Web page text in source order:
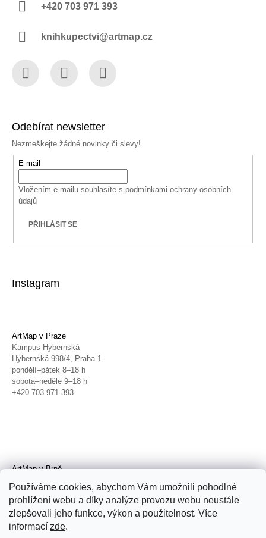
Používáme cookies, abychom Vám umožnili pohodlné
prohlížení webu a díky analýze provozu webu neustále
zlepšovali jeho funkce, výkon a použitelnost. Více
informací zde.
+420 703 971 393
knihkupectvi@artmap.cz
Odebírat newsletter
Nezmeškejte žádné novinky či slevy!
E-mail
Vložením e-mailu souhlasíte s podmínkami ochrany osobních
údajů
PŘIHLÁSIT SE
Instagram
ArtMap v Praze
Kampus Hybernská
Hybernská 998/4, Praha 1
pondělí–pátek 8–18 h
sobota–neděle 9–18 h
+420 703 971 393
ArtMap v Brně
Radnická 4, Brno
úterý–pátek 11–19 h
sobota 14–19 h
+420 702 152 298